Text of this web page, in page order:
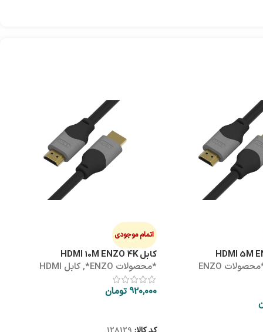
*محصولات ENZO
اتمام موجودی
کابل HDMI 10M ENZO 4K
*محصولات ENZO* ,کابل HDMI
920,000 تومان